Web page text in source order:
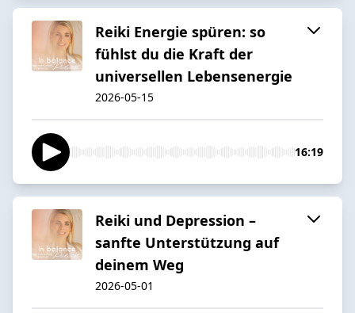
Reiki Energie spüren: so
fühlst du die Kraft der
universellen Lebensenergie
2026-05-15
16:19
Reiki und Depression –
sanfte Unterstützung auf
deinem Weg
2026-05-01